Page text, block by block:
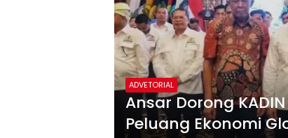
ADVETORIAL
Ansar Dorong
Peluang Ekonomi